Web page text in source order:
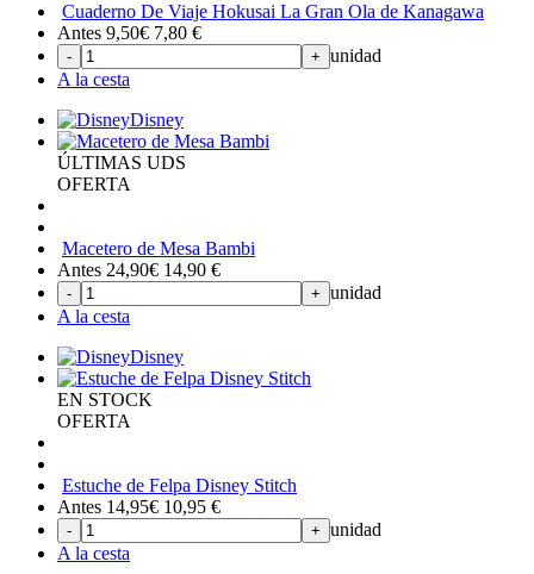
Cuaderno De Viaje Hokusai La Gran Ola de Kanagawa
Antes 9,50€ 7,80 €
- + unidad
A la cesta
Disney
ÚLTIMAS UDS
OFERTA
Macetero de Mesa Bambi
Antes 24,90€ 14,90 €
- + unidad
A la cesta
Disney
EN STOCK
OFERTA
Estuche de Felpa Disney Stitch
Antes 14,95€ 10,95 €
- + unidad
A la cesta